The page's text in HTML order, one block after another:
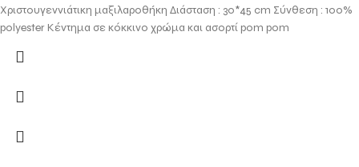
Χριστουγεννιάτικη μαξιλαροθήκη Διάσταση : 30*45 cm Σύνθεση : 100%
polyester Κέντημα σε κόκκινο χρώμα και ασορτί pom pom